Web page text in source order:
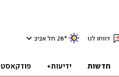
דווחו לנו 28° תל אביב
חדשות ידיעות+